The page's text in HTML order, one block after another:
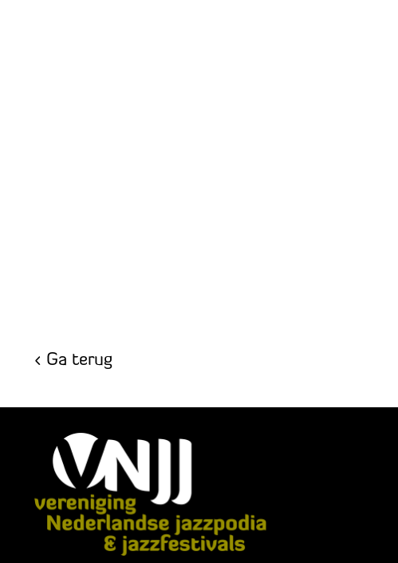
Ga terug